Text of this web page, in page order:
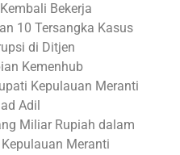
Bekerja
10 Tersangka Kasus
di Ditjen
Kemenhub
Kepulauan Meranti
Adil
Miliar Rupiah dalam
Meranti